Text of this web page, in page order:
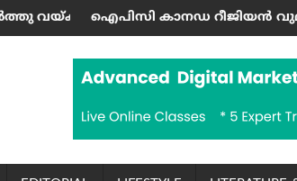
ജയശങ്കര്‍ പിള്ള
കാനഡ റീജിയൻ വുമൺസ്